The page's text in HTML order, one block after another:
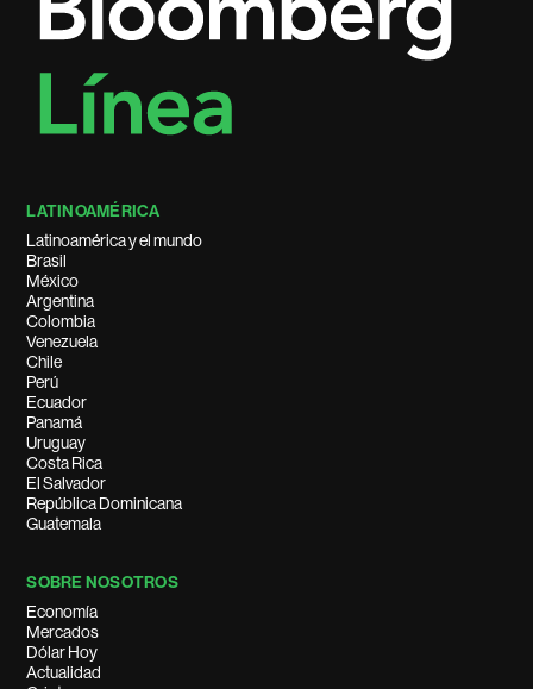
LATINOAMÉRICA
Latinoamérica y el mundo
Brasil
México
Argentina
Colombia
Venezuela
Chile
Perú
Ecuador
Panamá
Uruguay
Costa Rica
El Salvador
República Dominicana
Guatemala
SOBRE NOSOTROS
Economía
Mercados
Dólar Hoy
Actualidad